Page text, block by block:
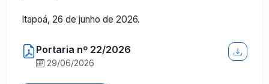
Itapoá, 26 de junho de 2026.
Portaria nº 22/2026
29/06/2026